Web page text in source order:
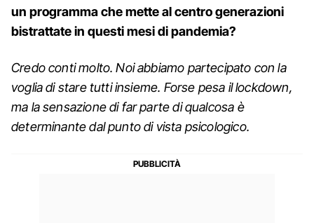
un programma che mette al centro generazioni
bistrattate in questi mesi di pandemia?
Credo conti molto. Noi abbiamo partecipato con la
voglia di stare tutti insieme. Forse pesa il lockdown,
ma la sensazione di far parte di qualcosa è
determinante dal punto di vista psicologico.